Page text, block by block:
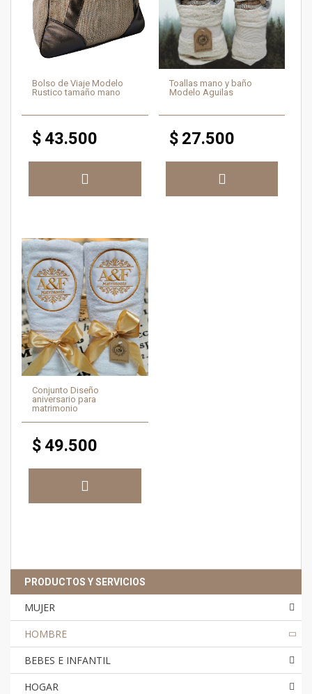
Bolso de Viaje Modelo
Rustico tamaño mano
$43.500
Toallas mano y baño
Modelo Aguilas
$ 27.500
Conjunto Diseño
aniversario para
matrimonio
$49.500
PRODUCTOS Y SERVICIOS
MUJER
HOMBRE
BEBES E INFANTIL
HOGAR